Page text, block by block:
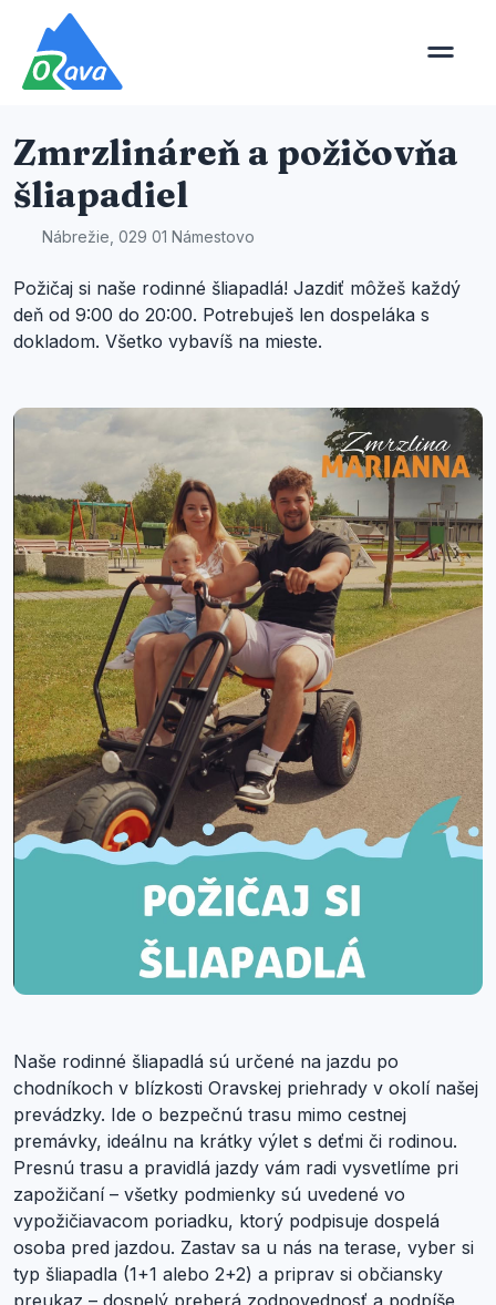
Zmrzlináreň a požičovňa
šliapadiel
Nábrežie, 029 01 Námestovo
Požičaj si naše rodinné šliapadlá! Jazdiť môžeš každý
deň od 9:00 do 20:00. Potrebuješ len dospeláka s
dokladom. Všetko vybavíš na mieste.
Naše rodinné šliapadlá sú určené na jazdu po
chodníkoch v blízkosti Oravskej priehrady v okolí našej
prevádzky. Ide o bezpečnú trasu mimo cestnej
premávky, ideálnu na krátky výlet s deťmi či rodinou.
Presnú trasu a pravidlá jazdy vám radi vysvetlíme pri
zapožičaní – všetky podmienky sú uvedené vo
vypožičiavacom poriadku, ktorý podpisuje dospelá
osoba pred jazdou. Zastav sa u nás na terase, vyber si
typ šliapadla (1+1 alebo 2+2) a priprav si občiansky
preukaz – dospelý preberá zodpovednosť a podpíše